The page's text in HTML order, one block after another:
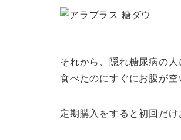
それから、隠れ糖尿病の
食べたのにすぐにお腹が空
定期購入をすると初回だ